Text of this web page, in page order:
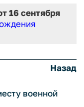
16 сентября
Назад
военной